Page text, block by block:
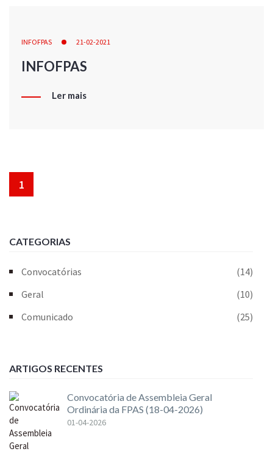
INFOFPAS 21-02-2021
INFOFPAS
Ler mais
1
CATEGORIAS
Convocatórias
(14)
Geral
(10)
Comunicado
(25)
ARTIGOS RECENTES
Convocatória de Assembleia Geral
Ordinária da FPAS (18-04-2026)
01-04-2026